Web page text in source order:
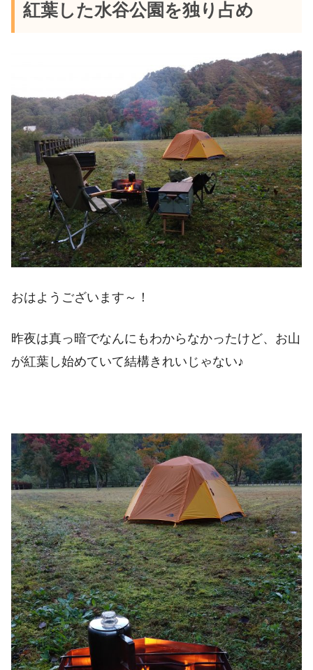
紅葉した水谷公園を独り占め
おはようございます～！
昨夜は真っ暗でなんにもわからなかったけど、お山
が紅葉し始めていて結構きれいじゃない♪